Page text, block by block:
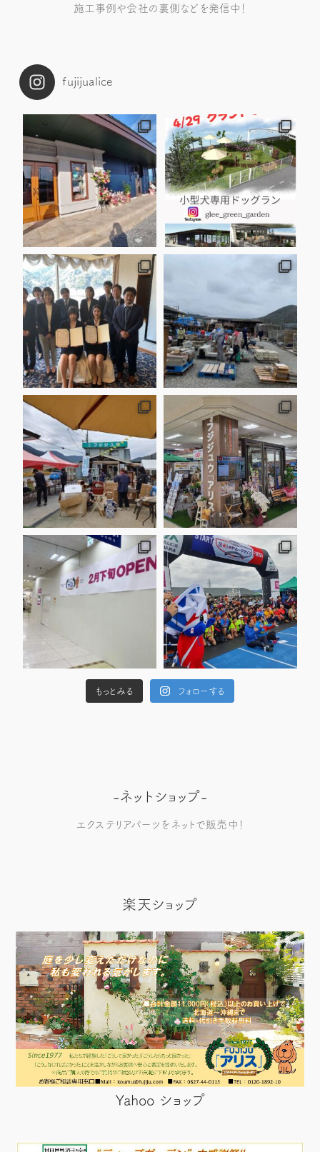
施工事例や会社の裏側などを発信中！
fujijualice
もっとみる フォローする
-ネットショップ-
エクステリアパーツをネットで販売中！
楽天ショップ
Yahoo ショップ